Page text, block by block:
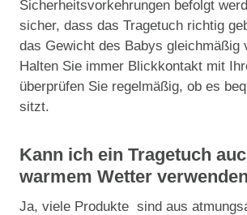
Sicherheitsvorkehrungen befolgt
sicher, dass das Tragetuch richtig
das Gewicht des Babys gleichmäßig
Halten Sie immer Blickkontakt mit
überprüfen Sie regelmäßig, ob es
sitzt.
Kann ich ein Tragetuch
warmem Wetter
Ja, viele Produkte sind aus